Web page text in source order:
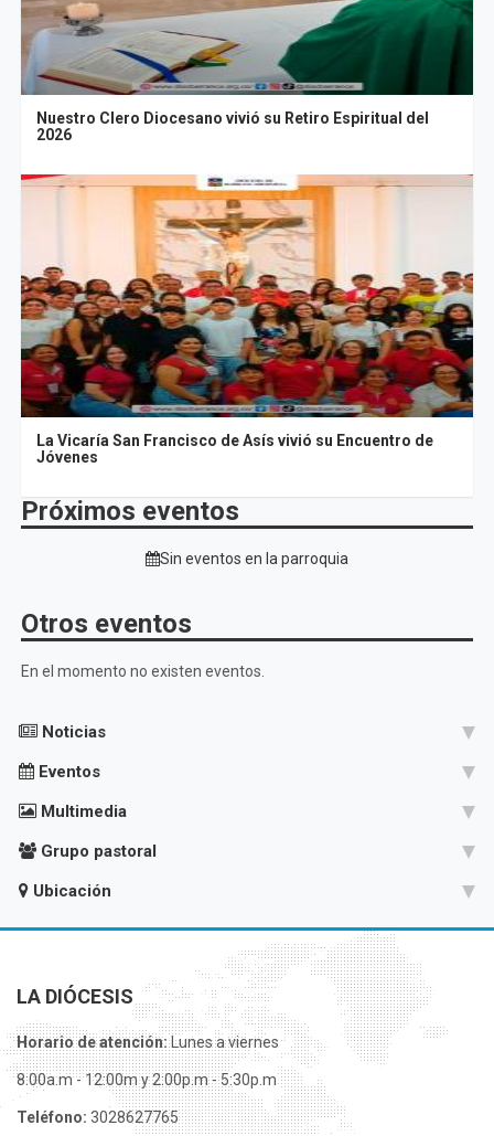
Nuestro Clero Diocesano vivió su Retiro Espiritual del
2026
La Vicaría San Francisco de Asís vivió su Encuentro de
Jóvenes
Próximos eventos
Sin eventos en la parroquia
Otros eventos
En el momento no existen eventos.
Noticias
Eventos
Multimedia
Grupo pastoral
Ubicación
LA DIÓCESIS
Horario de atención:Lunes a viernes
8:00a.m - 12:00m y 2:00p.m - 5:30p.m
Teléfono: 3028627765